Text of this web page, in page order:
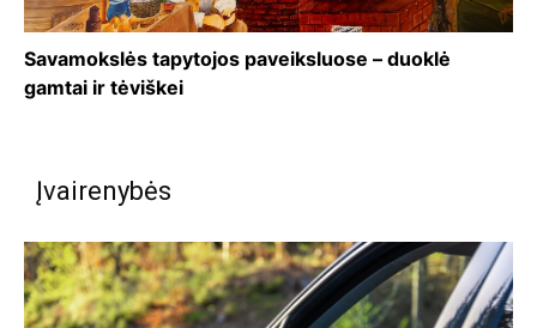
Savamokslės tapytojos paveiksluose – duoklė
gamtai ir tėviškei
Įvairenybės